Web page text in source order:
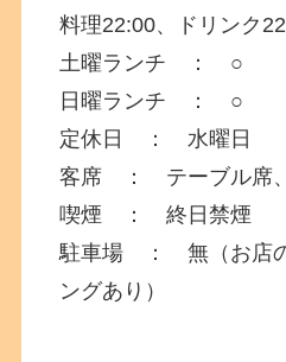
料理22:00、ドリンク
土曜ランチ ： ○
日曜ランチ ： ○
定休日 ： 水曜日
客席 ： テーブル席
喫煙 ： 終日禁煙
駐車場 ： 無（お店
ングあり）